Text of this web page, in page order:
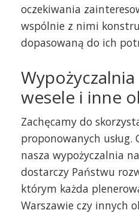
oczekiwania
wspólnie z nimi
dopasowaną do ich
wesele i inne
Zachęcamy do
proponowanych usług.
nasza wypożyczalnia
dostarczy Państwu
którym każda
Warszawie czy innych